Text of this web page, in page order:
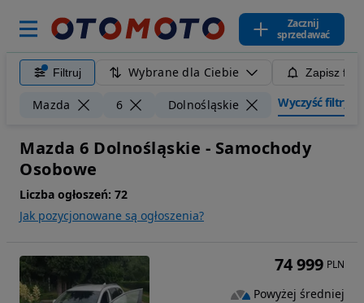
Zacznij
sprzedawać
Filtruj Wybrane dla Ciebie Zapisz
Mazda 6 Dolnośląskie Wyczyść filtry
Mazda 6 Dolnośląskie - Samochody
Osobowe
Liczba ogłoszeń: 72
Jak pozycjonowane są ogłoszenia?
74 999 PLN
Powyżej średniej